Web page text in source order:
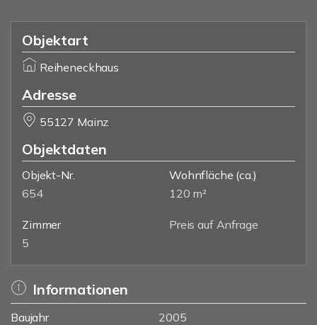
Objektart
Reiheneckhaus
Adresse
55127 Mainz
Objektdaten
Objekt-Nr.
654
Wohnfläche (ca.)
120 m²
Zimmer
5
Preis auf Anfrage
Informationen
Baujahr
2005